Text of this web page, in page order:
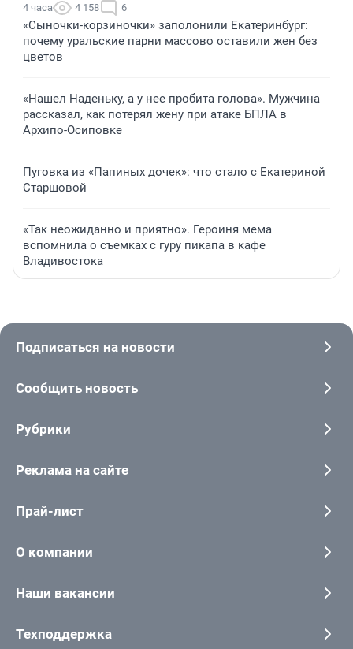
4 часа 4 158 6
«Сыночки-корзиночки» заполонили Екатеринбург:
почему уральские парни массово оставили жен без
цветов
«Нашел Наденьку, а у нее пробита голова». Мужчина
рассказал, как потерял жену при атаке БПЛА в
Архипо-Осиповке
Пуговка из «Папиных дочек»: что стало с Екатериной
Старшовой
«Так неожиданно и приятно». Героиня мема
вспомнила о съемках с гуру пикапа в кафе
Владивостока
Подписаться на новости
Сообщить новость
Рубрики
Реклама на сайте
Прай-лист
О компании
Наши вакансии
Техподдержка